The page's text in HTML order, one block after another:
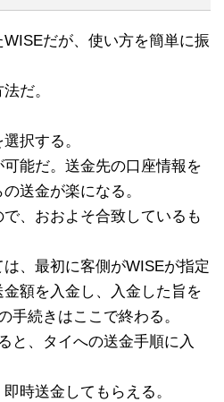
だが、使い方を簡単に振
だ。
択する。
能だ。送金先の口座情報を
送金が楽になる。
、おおよそ合致しているも
、最初に客側がWISEが指定
額を入金し、入金した旨を
手続きはここで終わる。
と、タイへの送金手順に入
時送金してもらえる。